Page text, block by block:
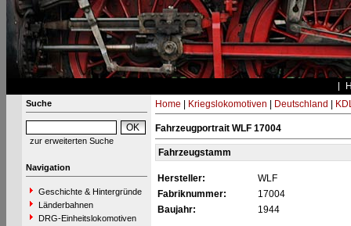
Suche
zur erweiterten Suche
Navigation
Geschichte & Hintergründe
Länderbahnen
DRG-Einheitslokomotiven
Home Kriegslokomotiven Deutschland
Fahrzeugportrait WLF 17004
Fahrzeugstamm
Hersteller:
WLF
Fabriknummer:
17004
Baujahr:
1944